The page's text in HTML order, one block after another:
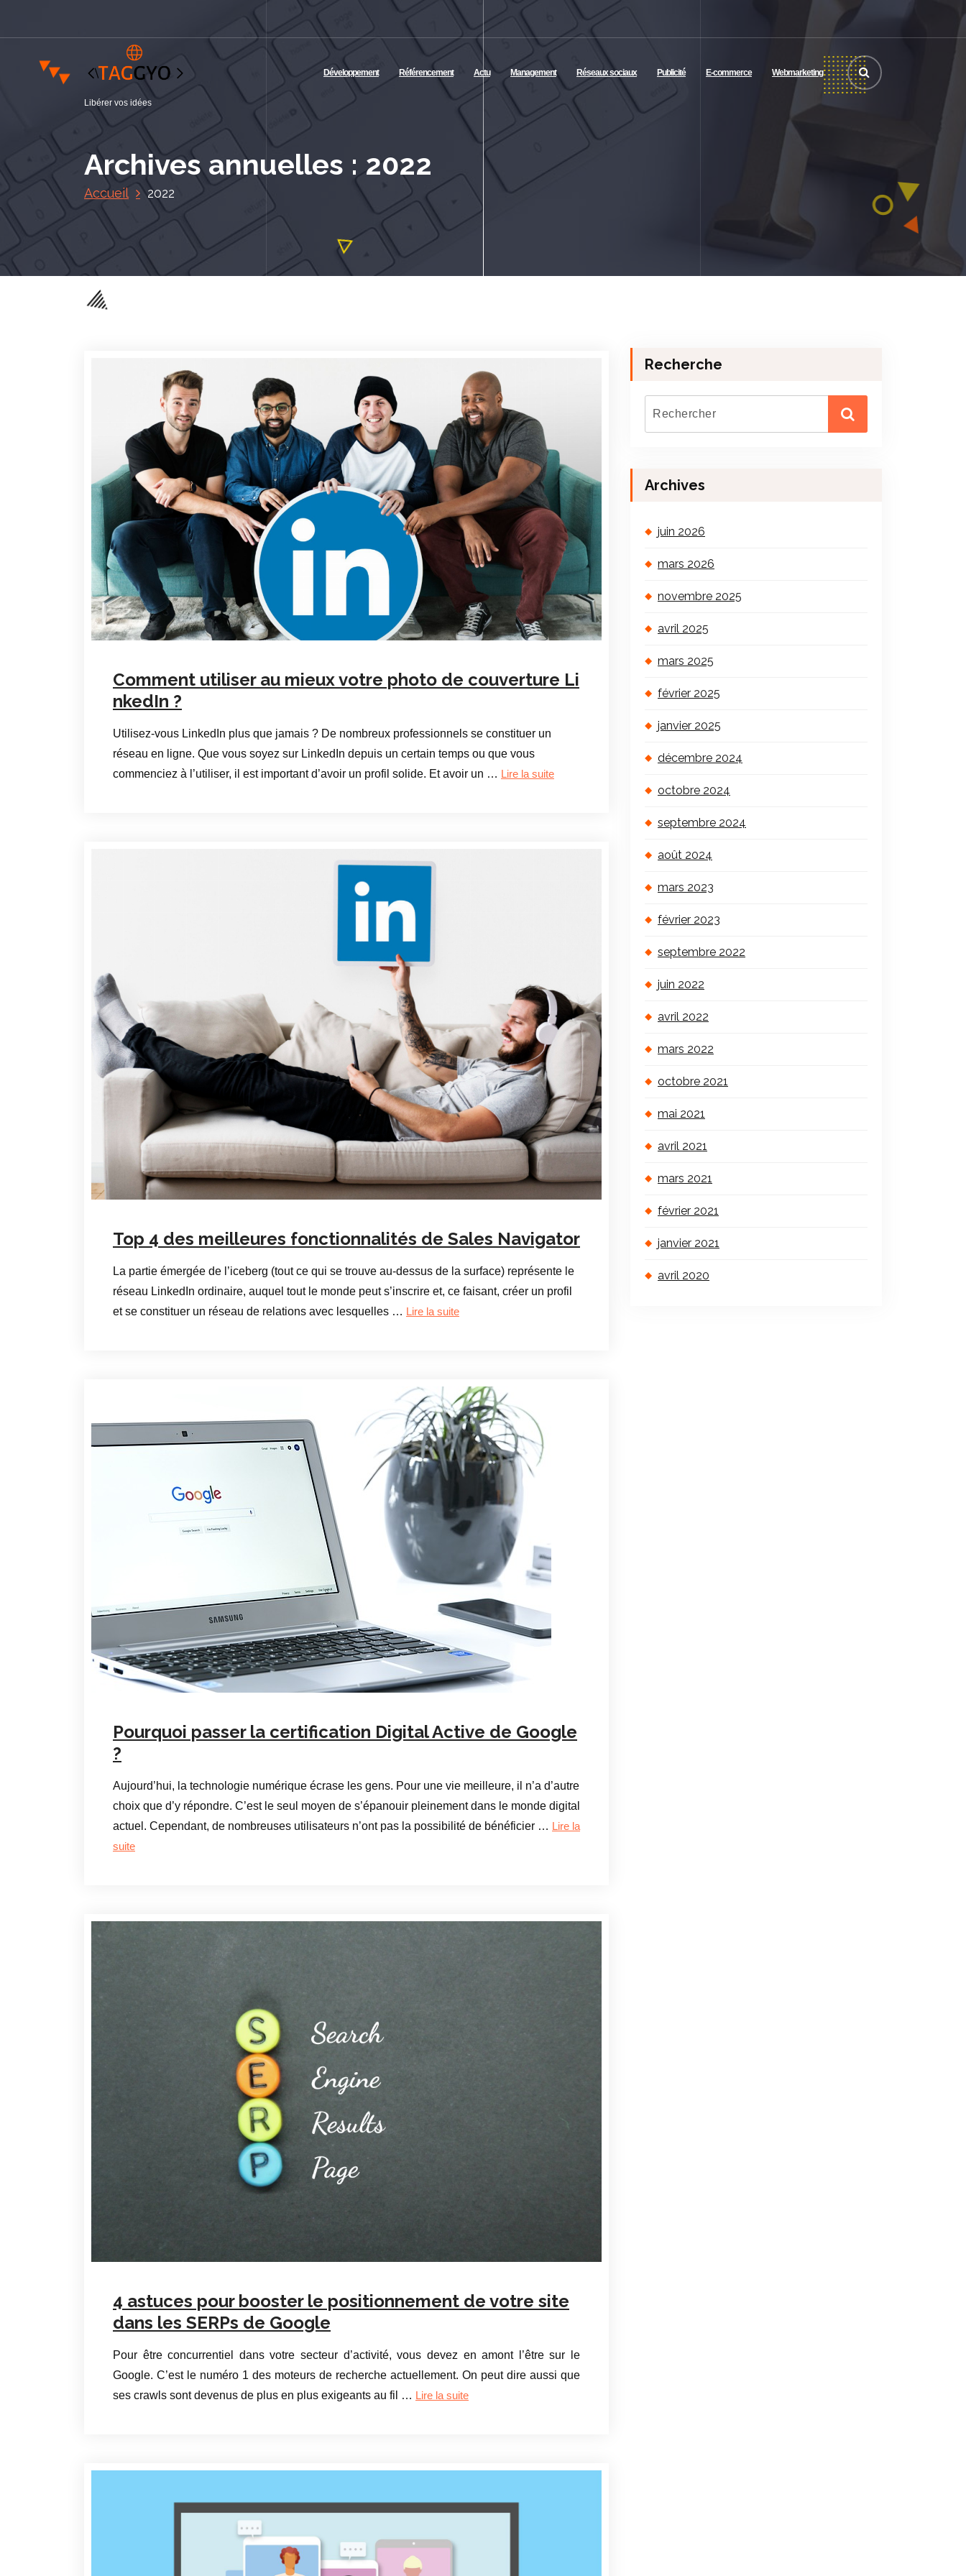
n
Libérer vos idées
Développement Référencement Actu Management Réseaux sociaux Publicité E-commerce Webmarketing
Archives annuelles : 2022
Accueil 2022
Comment utiliser au mieux votre photo de couverture Li
nkedIn ?
Utilisez-vous LinkedIn plus que jamais ? De nombreux professionnels se constituer un
réseau en ligne. Que vous soyez sur LinkedIn depuis un certain temps ou que vous
commenciez à l’utiliser, il est important d’avoir un profil solide. Et avoir un … Lire la suite
Top 4 des meilleures fonctionnalités de Sales Navigator
La partie émergée de l’iceberg (tout ce qui se trouve au-dessus de la surface) représente le
réseau LinkedIn ordinaire, auquel tout le monde peut s’inscrire et, ce faisant, créer un profil
et se constituer un réseau de relations avec lesquelles … Lire la suite
Pourquoi passer la certification Digital Active de Google
?
Aujourd’hui, la technologie numérique écrase les gens. Pour une vie meilleure, il n’a d’autre
choix que d’y répondre. C’est le seul moyen de s’épanouir pleinement dans le monde digital
actuel. Cependant, de nombreuses utilisateurs n’ont pas la possibilité de bénéficier … Lire la
suite
4 astuces pour booster le positionnement de votre site
dans les SERPs de Google
Pour être concurrentiel dans votre secteur d’activité, vous devez en amont l’être sur le
Google. C’est le numéro 1 des moteurs de recherche actuellement. On peut dire aussi que
ses crawls sont devenus de plus en plus exigeants au fil … Lire la suite
Recherche
Archives
juin 2026
mars 2026
novembre 2025
avril 2025
mars 2025
février 2025
janvier 2025
décembre 2024
octobre 2024
septembre 2024
août 2024
mars 2023
février 2023
septembre 2022
juin 2022
avril 2022
mars 2022
octobre 2021
mai 2021
avril 2021
mars 2021
février 2021
janvier 2021
avril 2020